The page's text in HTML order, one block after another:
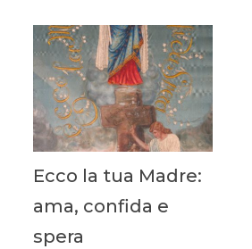
Ecco la tua Madre:
ama, confida e
spera